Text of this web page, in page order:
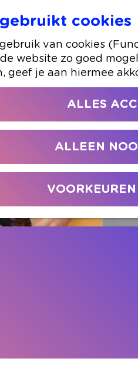
cookies
van cookies
website zo goed
geef je aan hiermee
ALLES
ALLEEN
The Lonesome Lads